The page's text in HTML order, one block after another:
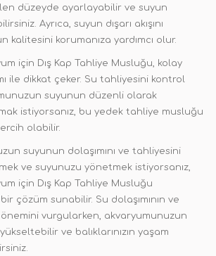
düzeyde ayarlayabilir ve suyun
Ayrıca, suyun dışarı akışını
kalitesini korumanıza yardımcı olur.
için Dış Kap Tahliye Musluğu, kolay
ile dikkat çeker. Su tahliyesini kontrol
suyunun düzenli olarak
istiyorsanız, bu yedek tahliye musluğu
olabilir.
suyunun dolaşımını ve tahliyesini
ve suyunuzu yönetmek istiyorsanız,
için Dış Kap Tahliye Musluğu
çözüm sunabilir. Su dolaşımının ve
vurgularken, akvaryumunuzun
ve balıklarınızın yaşam